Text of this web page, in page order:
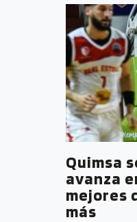
Quimsa
avanza
mejores
más